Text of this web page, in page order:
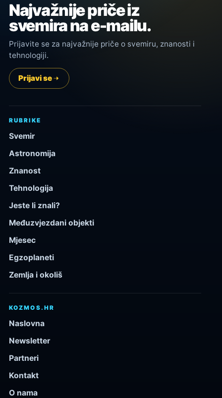
Najvažnije priče iz
svemira na e-mailu.
Prijavite se za najvažnije priče o svemiru, znanosti i
tehnologiji.
Prijavi se
RUBRIKE
Svemir
Astronomija
Znanost
Tehnologija
Jeste li znali?
Međuzvjezdani objekti
Mjesec
Egzoplaneti
Zemlja i okoliš
KOZMOS.HR
Naslovna
Newsletter
Partneri
Kontakt
O nama